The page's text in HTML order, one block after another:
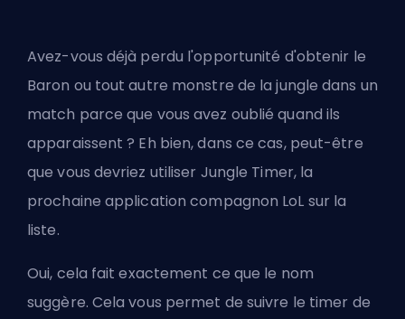
Avez-vous déjà perdu l'opportunité d'obtenir le
Baron ou tout autre monstre de la jungle dans un
match parce que vous avez oublié quand ils
apparaissent ? Eh bien, dans ce cas, peut-être
que vous devriez utiliser Jungle Timer, la
prochaine application compagnon LoL sur la
liste.
Oui, cela fait exactement ce que le nom
suggère. Cela vous permet de suivre le timer de